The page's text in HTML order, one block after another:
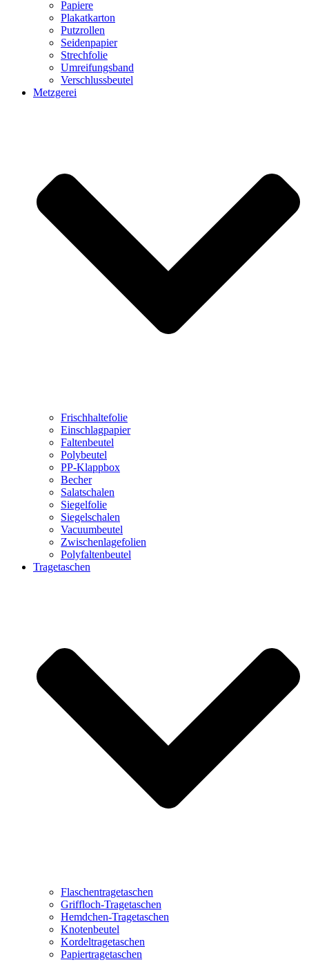
Papiere
Plakatkarton
Putzrollen
Seidenpapier
Strechfolie
Umreifungsband
Verschlussbeutel
Metzgerei
Frischhaltefolie
Einschlagpapier
Faltenbeutel
Polybeutel
PP-Klappbox
Becher
Salatschalen
Siegelfolie
Siegelschalen
Vacuumbeutel
Zwischenlagefolien
Polyfaltenbeutel
Tragetaschen
Flaschentragetaschen
Griffloch-Tragetaschen
Hemdchen-Tragetaschen
Knotenbeutel
Kordeltragetaschen
Papiertragetaschen